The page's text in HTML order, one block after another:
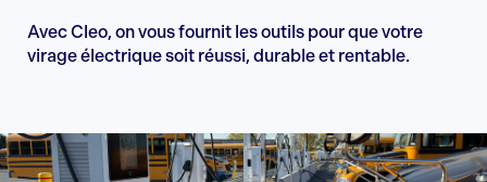
Avec Cleo, on vous fournit les outils pour que votre
virage électrique soit réussi, durable et rentable.